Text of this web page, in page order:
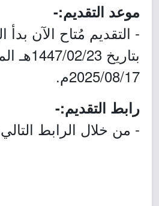
موعد التقديم:-
- التقديم مُتاح الآن بدأ
بتاريخ
2025/08/17م.
رابط التقديم:-
- من خلال الرابط